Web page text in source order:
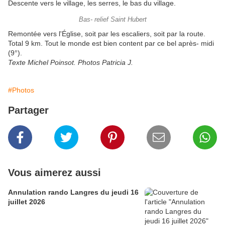
Descente vers le village, les serres, le bas du village.
Bas- relief Saint Hubert
Remontée vers l'Église, soit par les escaliers, soit par la route.
Total 9 km. Tout le monde est bien content par ce bel après- midi
(9°).
Texte Michel Poinsot. Photos Patricia J.
#Photos
Partager
Vous aimerez aussi
Annulation rando Langres du jeudi 16
juillet 2026